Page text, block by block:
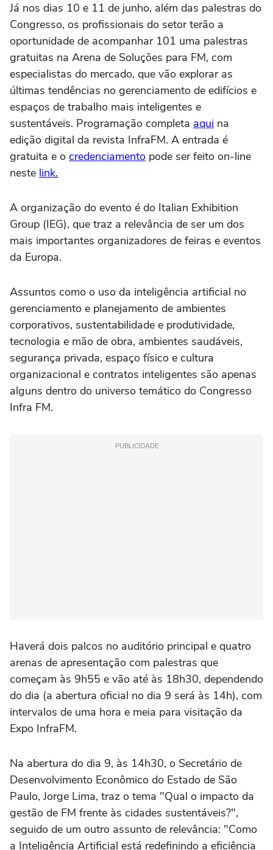
Já nos dias 10 e 11 de junho, além das palestras do
Congresso, os profissionais do setor terão a
oportunidade de acompanhar 101 uma palestras
gratuitas na Arena de Soluções para FM, com
especialistas do mercado, que vão explorar as
últimas tendências no gerenciamento de edifícios e
espaços de trabalho mais inteligentes e
sustentáveis. Programação completa aqui na
edição digital da revista InfraFM. A entrada é
gratuita e o credenciamento pode ser feito on-line
neste link.
A organização do evento é do Italian Exhibition
Group (IEG), que traz a relevância de ser um dos
mais importantes organizadores de feiras e eventos
da Europa.
Assuntos como o uso da inteligência artificial no
gerenciamento e planejamento de ambientes
corporativos, sustentabilidade e produtividade,
tecnologia e mão de obra, ambientes saudáveis,
segurança privada, espaço físico e cultura
organizacional e contratos inteligentes são apenas
alguns dentro do universo temático do Congresso
Infra FM.
PUBLICIDADE
Haverá dois palcos no auditório principal e quatro
arenas de apresentação com palestras que
começam às 9h55 e vão até às 18h30, dependendo
do dia (a abertura oficial no dia 9 será às 14h), com
intervalos de uma hora e meia para visitação da
Expo InfraFM.
Na abertura do dia 9, às 14h30, o Secretário de
Desenvolvimento Econômico do Estado de São
Paulo, Jorge Lima, traz o tema "Qual o impacto da
gestão de FM frente às cidades sustentáveis?",
seguido de um outro assunto de relevância: "Como
a Inteligência Artificial está redefinindo a eficiência